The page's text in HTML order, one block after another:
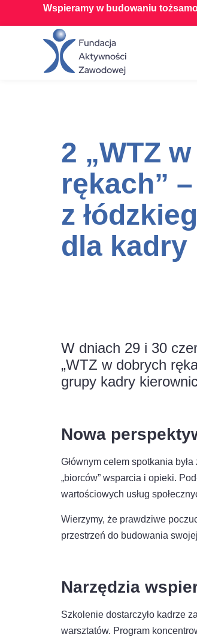
Wspieramy w budowaniu
2 „WTZ
rękach”
z
dla kadry
W dniach 29 i 30
„WTZ w dobrych
grupy kadry
Nowa
Głównym celem spotkania
„biorców” wsparcia i opieki.
wartościowych usług
Wierzymy, że prawdziwe
przestrzeń do budowania
Narzędzia
Szkolenie dostarczyło kadrze
warsztatów. Program